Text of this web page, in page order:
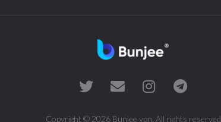
Copyright © 2026 Bunjee vpn. All rights reserved